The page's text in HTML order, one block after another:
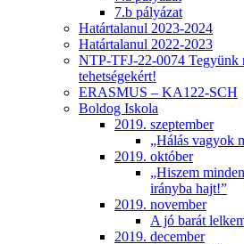
7.b pályázat
Határtalanul 2023-2024
Határtalanul 2022-2023
NTP-TFJ-22-0074 Tegyünk
tehetségekért!
ERASMUS – KA122-SCH
Boldog Iskola
2019. szeptember
„Hálás vagyok
2019. október
„Hiszem
irányba hajt!”
2019. november
A jó barát
2019. december